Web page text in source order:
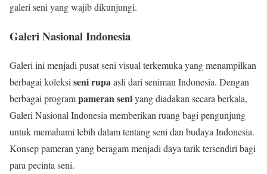
galeri seni yang wajib dikunjungi.
Galeri Nasional Indonesia
Galeri ini menjadi pusat seni visual terkemuka yang menampilkan
berbagai koleksi seni rupaasli dari seniman Indonesia. Dengan
berbagai programpameran seniyang diadakan secara berkala,
Galeri Nasional Indonesia memberikan ruang bagi pengunjung
untuk memahami lebih dalam tentang seni dan budaya Indonesia.
Konsep pameran yang beragam menjadi daya tarik tersendiri bagi
para pecinta seni.